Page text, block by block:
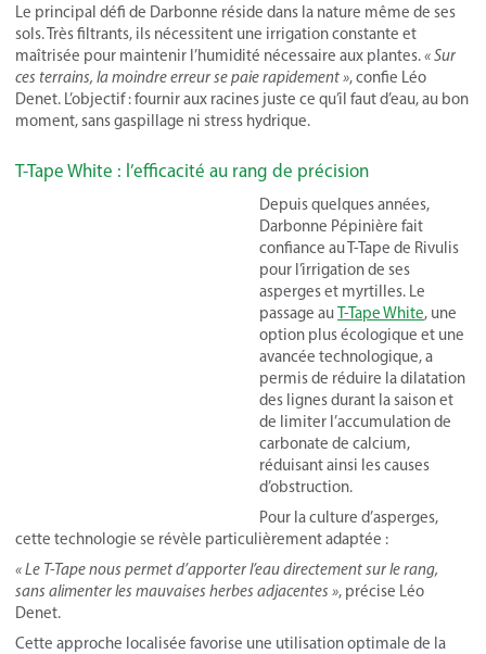
Le principal défi de Darbonne réside dans la nature même de ses
sols. Très filtrants, ils nécessitent une irrigation constante et
maîtrisée pour maintenir l’humidité nécessaire aux plantes.« Sur
ces terrains, la moindre erreur se paie rapidement », confie Léo
Denet. L’objectif : fournir aux racines juste ce qu’il faut d’eau, au bon
moment, sans gaspillage ni stress hydrique.
T-Tape White : l’efficacité au rang de précision
Depuis quelques années,
Darbonne Pépinière fait
confiance au T-Tape de Rivulis
pour l’irrigation de ses
asperges et myrtilles. Le
passage auT-Tape White, une
option plus écologique et une
avancée technologique, a
permis de réduire la dilatation
des lignes durant la saison et
de limiter l’accumulation de
carbonate de calcium,
réduisant ainsi les causes
d’obstruction.
Pour la culture d’asperges,
cette technologie se révèle particulièrement adaptée :
« Le T-Tape nous permet d’apporter l’eau directement sur le rang,
sans alimenter les mauvaises herbes adjacentes », précise Léo
Denet.
Cette approche localisée favorise une utilisation optimale de la